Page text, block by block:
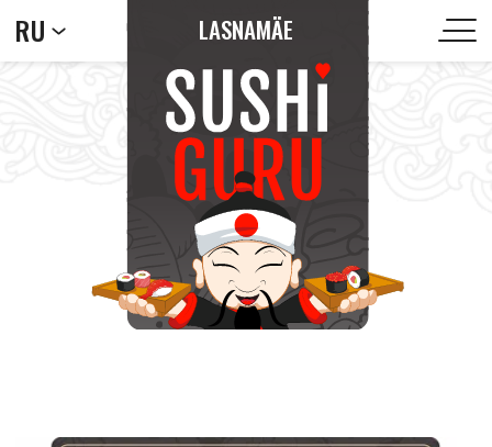
RU LASNAMÄE